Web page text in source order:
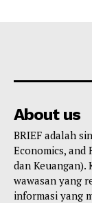
About us
BRIEF adalah
Economics, and
dan Keuangan).
wawasan yang
informasi yang